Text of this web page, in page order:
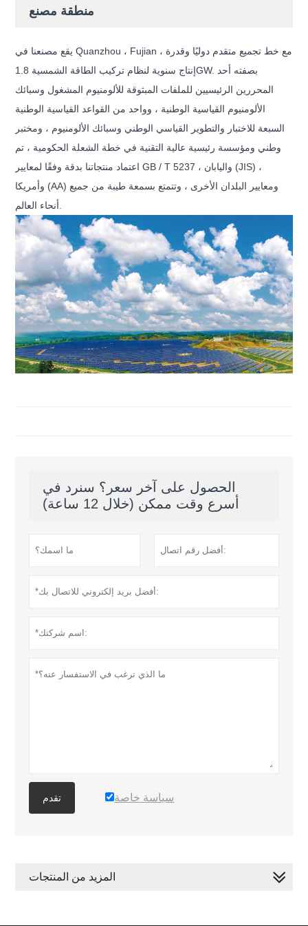
منطقة مصنع
يقع مصنعنا في Quanzhou ، Fujian ، مع خط تجميع متقدم دوليًا وقدرة
إنتاج سنوية لنظام تركيب الطاقة الشمسية 1.8GW. بصفته أحد
المحررين الرئيسيين للملفات المبثوقة للألومنيوم المشغول وسبائك
الألومنيوم القياسية الوطنية ، وواحد من القواعد القياسية الوطنية
السبعة للاختبار والتطوير القياسي الوطني وسبائك الألومنيوم ، ومختبر
وطني ومؤسسة رئيسية عالية التقنية في خطة الشعلة الحكومية ، تم
اعتماد منتجاتنا بدقة وفقًا لمعايير GB / T 5237 ، واليابان (JIS) ،
وأمريكا (AA) ومعايير البلدان الأخرى ، وتتمتع بسمعة طيبة من جميع
الحصول على آخر سعر؟ سنرد في
أسرع وقت ممكن (خلال 12 ساعة)
تقدم سياسة خاصة
المزيد من المنتجات